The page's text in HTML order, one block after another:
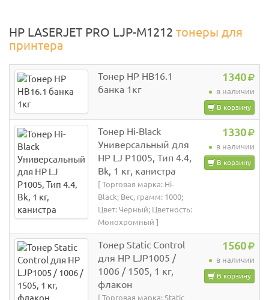
HP LASERJET PRO LJP-M1212 тонеры для
принтера
Тонер HP HB16.1
банка 1кг
1340
в наличии
В корзину
Тонер Hi-Black
Универсальный для
HP LJ P1005, Тип 4.4,
Bk, 1 кг, канистра
[ Торговая марка: Hi-
Black; Вес, грамм: 1000;
Цвет: Черный; Цветность:
Монохромный ]
1330
в наличии
В корзину
Тонер Static Control
для HP LJP1005 /
1006 / 1505, 1 кг,
флакон
[ Торговая марка: Static
1560
в наличии
В корзину